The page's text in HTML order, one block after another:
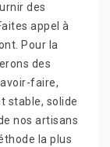
des
appel à
Pour la
des
faire,
stable, solide
nos artisans
la plus